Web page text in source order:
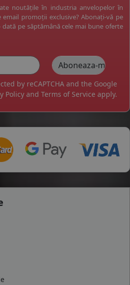
noutățile în industria anvelopelor în
promoții exclusive? Abonați-vă pe
pe săptămână cele mai bune oferte
by reCAPTCHA and the Google
Policy and Terms of Service apply.